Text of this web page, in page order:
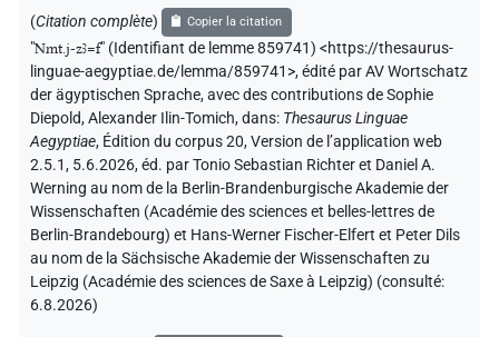
(Citation complète) Copier la citation
"Nmt.j-zꜣ=f" (Identifiant de lemme 859741) <https://thesaurus-
linguae-aegyptiae.de/lemma/859741>,édité par AV Wortschatz
der ägyptischen Sprache,avec des contributions deSophie
Diepold,Alexander Ilin-Tomich,dans: Thesaurus Linguae
Aegyptiae, Édition du corpus 20, Version de l’application web
2.5.1, 5.6.2026, éd. par Tonio Sebastian Richter et Daniel A.
Werning au nom de la Berlin-Brandenburgische Akademie der
Wissenschaften (Académie des sciences et belles-lettres de
Berlin-Brandebourg) et Hans-Werner Fischer-Elfert et Peter Dils
au nom de la Sächsische Akademie der Wissenschaften zu
Leipzig (Académie des sciences de Saxe à Leipzig) (consulté:
6.8.2026)